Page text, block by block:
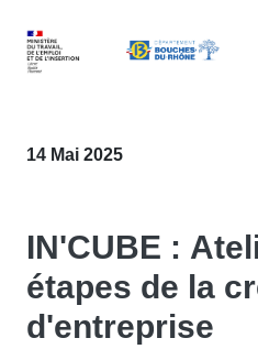
14 Mai 2025
IN'CUBE :
étapes de la
d'entreprise